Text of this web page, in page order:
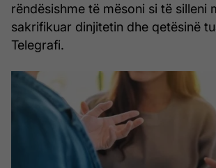
rëndësishme të mësoni si të silleni
sakrifikuar dinjitetin dhe qetësinë
Telegrafi.